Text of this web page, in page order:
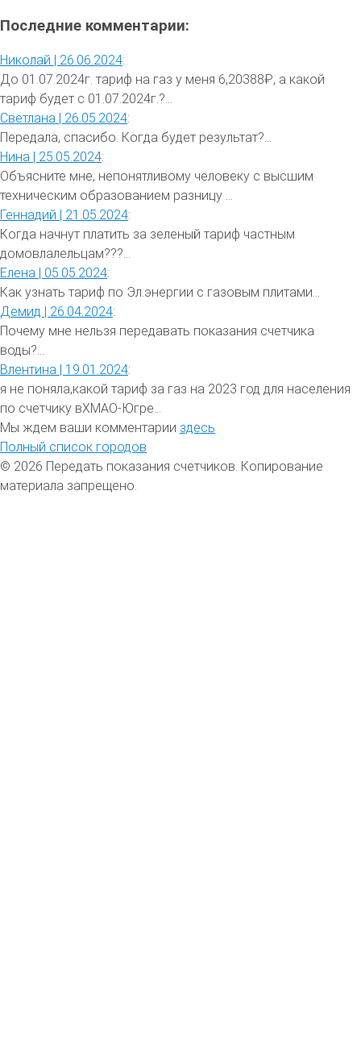
Последние комментарии:
Николай | 26.06.2024:
До 01.07.2024г. тариф на газ у меня 6,20388₽, а какой
тариф будет с 01.07.2024г.?...
Светлана | 26.05.2024:
Передала, спасибо. Когда будет результат?...
Нина | 25.05.2024:
Объясните мне, непонятливому человеку с высшим
техническим образованием разницу ...
Геннадий | 21.05.2024:
Когда начнут платить за зеленый тариф частным
домовлалельцам???...
Елена | 05.05.2024:
Как узнать тариф по Эл.энергии с газовым плитами...
Демид | 26.04.2024:
Почему мне нельзя передавать показания счетчика
воды?...
Влентина | 19.01.2024:
я не поняла,какой тариф за газ на 2023 год для населения
по счетчику вХМАО-Югре...
Мы ждем ваши комментарии здесь
Полный список городов
© 2026 Передать показания счетчиков. Копирование
материала запрещено.